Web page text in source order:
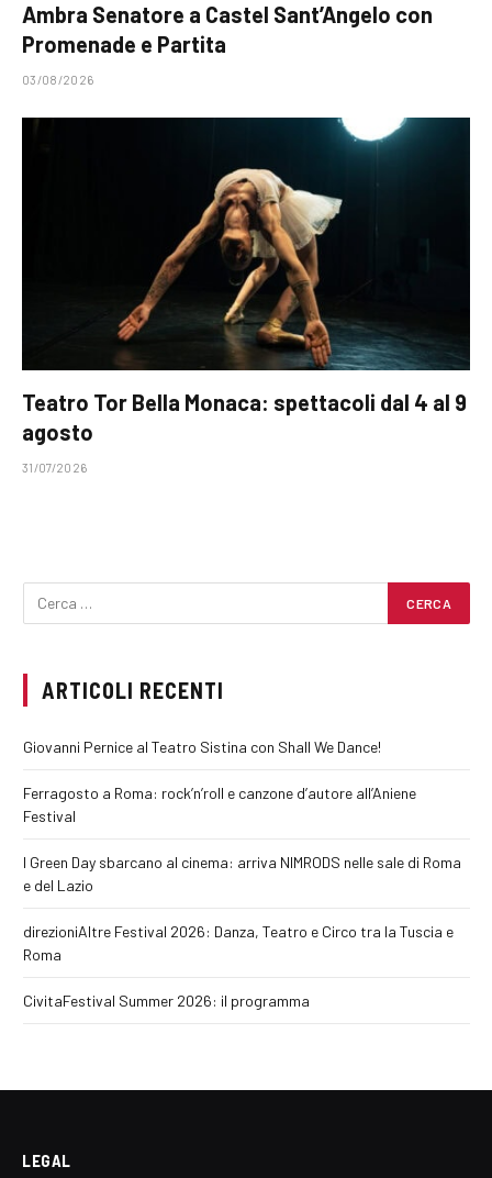
Ambra Senatore a Castel Sant’Angelo con
Promenade e Partita
03/08/2026
Teatro Tor Bella Monaca: spettacoli dal 4 al 9
agosto
31/07/2026
ARTICOLI RECENTI
Giovanni Pernice al Teatro Sistina con Shall We Dance!
Ferragosto a Roma: rock’n’roll e canzone d’autore all’Aniene
Festival
I Green Day sbarcano al cinema: arriva NIMRODS nelle sale di Roma
e del Lazio
direzioniAltre Festival 2026: Danza, Teatro e Circo tra la Tuscia e
Roma
CivitaFestival Summer 2026: il programma
LEGAL